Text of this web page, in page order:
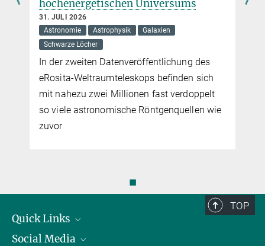
hochenergetischen Universums
31. JULI 2026
Astronomie
Astrophysik
Galaxien
Schwarze Löcher
In der zweiten Datenveröffentlichung des
eRosita-Weltraumteleskops befinden sich
mit nahezu zwei Millionen fast verdoppelt
so viele astronomische Röntgenquellen wie
zuvor
◼
TOP
Quick Links
Präsident
Social Media